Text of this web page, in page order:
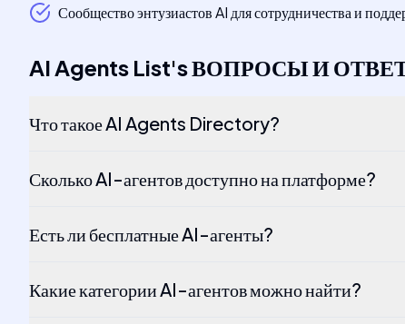
Сообщество энтузиастов AI для сотрудничества и
AI Agents List'sВОПРОСЫ И
Что такое AI Agents Directory?
Сколько AI-агентов доступно на платформе?
Есть ли бесплатные AI-агенты?
Какие категории AI-агентов можно найти?